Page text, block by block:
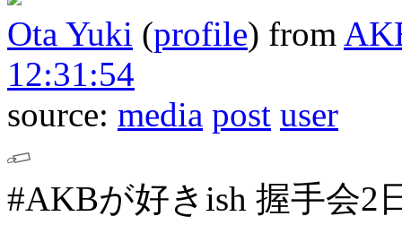
Ota Yuki (profile) from
12:31:54
source: media post user
#AKBが好きish 握手会2